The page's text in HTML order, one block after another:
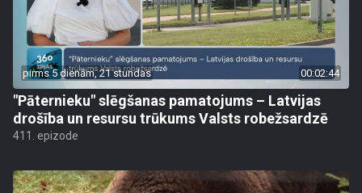
pirms 5 dienām, 21 stundas 00:02:44
"Pāternieku" slēgšanas pamatojums – Latvijas
drošība un resursu trūkums Valsts robežsardzē
411. epizode